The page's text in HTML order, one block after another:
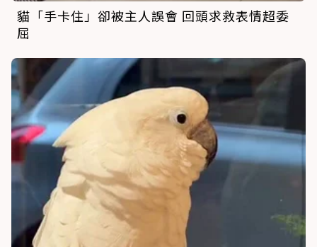
貓「手卡住」卻被主人誤會 回頭求救表情超委
屈